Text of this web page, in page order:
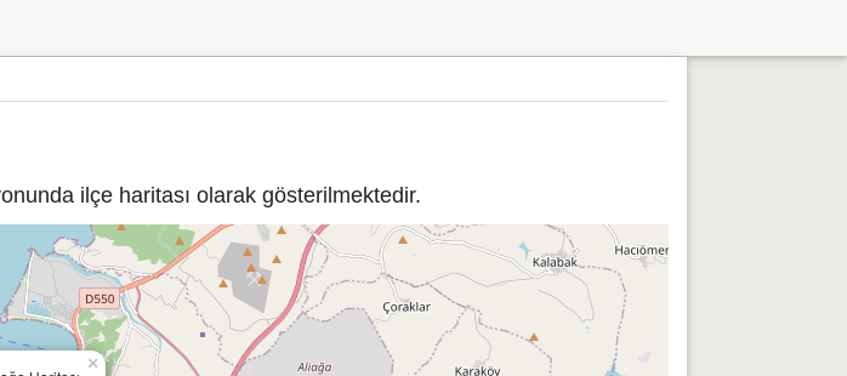
ilçe haritası olarak gösterilmektedir.
×